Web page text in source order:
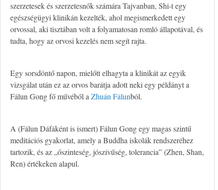
szerzetesek és szerzetesnők számára Tajvanban, Shi-t egy
egészségügyi klinikán kezelték, ahol megismerkedett egy
orvossal, aki tisztában volt a folyamatosan romló állapotával, és
tudta, hogy az orvosi kezelés nem segít rajta.
Egy sorsdöntő napon, mielőtt elhagyta a klinikát az egyik
vizsgálat után ez az orvos barátja adott neki egy példányt a
Fálun Gong fő művéből a Zhuán Fálunból.
A (Fálun Dáfáként is ismert) Fálun Gong egy magas szintű
meditációs gyakorlat, amely a Buddha iskolák rendszeréhez
tartozik, és az „őszinteség, jószívűség, tolerancia” (Zhen, Shan,
Ren) értékeken alapul.